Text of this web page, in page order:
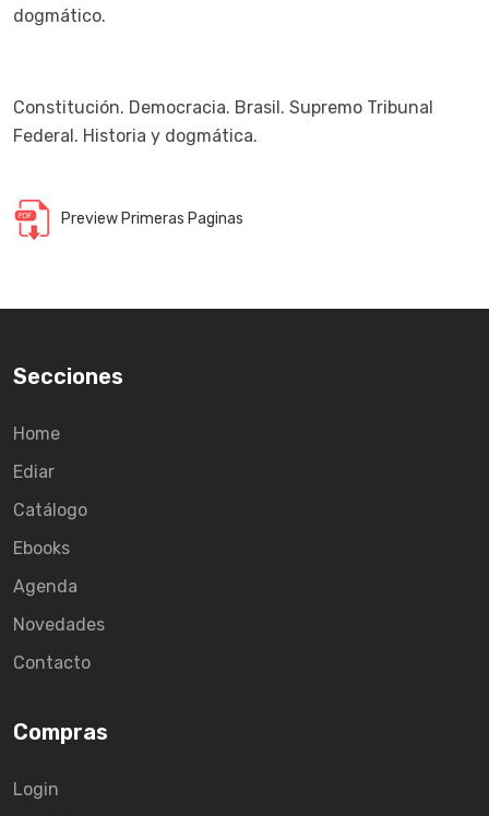
dogmático.
Constitución. Democracia. Brasil. Supremo Tribunal
Federal. Historia y dogmática.
Preview Primeras Paginas
Secciones
Home
Ediar
Catálogo
Ebooks
Agenda
Novedades
Contacto
Compras
Login